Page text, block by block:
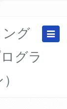
ング
グラ